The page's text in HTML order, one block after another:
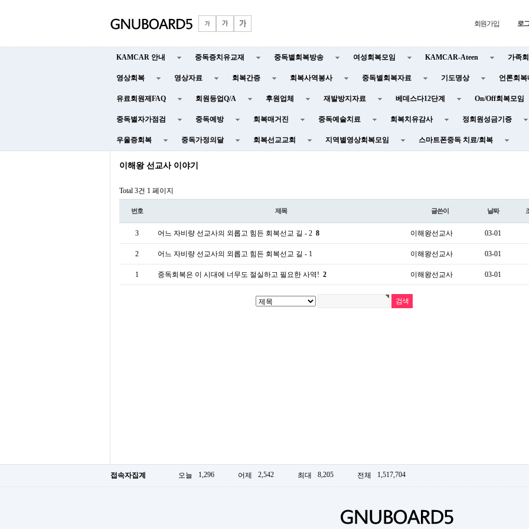
회원가입 로
KAMCAR 안내 중독증치유교재 중독별회복방송 여성회복모임 KAMCAR-Ateen 가족
영상회복 영상자료 회복간증 회복사역봉사 중독별회복자료 기도명상 언론회복
유료회원제FAQ 회원등업Q/A 후원업체 재발방지자료 베데스다12단계 On/Off회복모임
중독별자가점검 중독예방 회복매거진 중독예술치료 회복치유감사 정회원성금기증
우울증회복 중독가정의달 회복선교교회 지역별영상회복모임 스마트폰중독 치료/회복
이해왕 선교사 이야기
Total 3건 1 페이지
번호 제목 글쓴이 날짜
3 어느 자비량 선교사의 외롭고 힘든 회복선교 길 - 2​ 8 이해왕선교사 03-01
2 어느 자비량 선교사의 외롭고 힘든 회복선교 길 - 1 이해왕선교사 03-01
1 중독회복은 이 시대에 너무도 절실하고 필요한 사역! 2 이해왕선교사 03-01
접속자집계 오늘 1,296 어제 2,542 최대 8,205 전체 1,517,704